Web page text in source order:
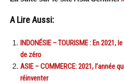
A Lire Aussi:
INDONÉSIE – TOURISME : En
de zéro
ASIE – COMMERCE: 2021, l’année
réinventer